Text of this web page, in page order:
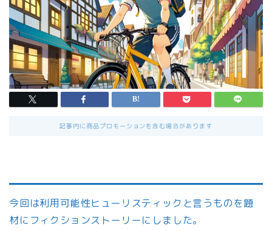
記事内に商品プロモーションを含む場合があります
今回は利用可能性ヒューリスティックと言うものを題
材にフィクションストーリーにしました。